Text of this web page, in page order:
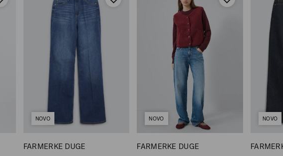
NOVO
FARMERKE DUGE
NOVO
FARMERKE DUGE
NOVO